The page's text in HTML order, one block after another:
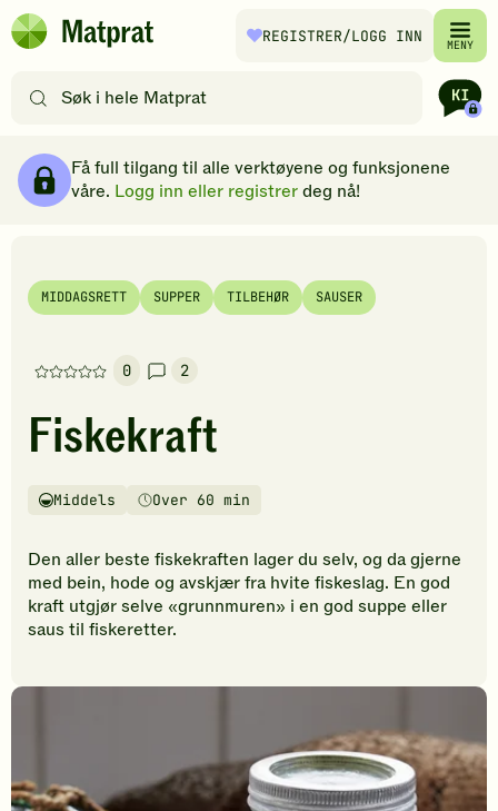
Hopp til hovedinnhold
Matprat
REGISTRER/LOGG INN MENY
etter
filtre
Få full tilgang til alle verktøyene og funksjonene
våre. Logg inn eller registrerdeg nå!
MIDDAGSRETT SUPPER TILBEHØR SAUSER
0
Denne
har
foreløpig
vurderinger.
den
første
til
å
2
Fiskekraft
Vanskelighetsgrad
Middels
TilberedningstidOver 60 min
Den aller beste fiskekraften lager du selv, og da gjerne
med bein, hode og avskjær fra hvite fiskeslag. En god
kraft utgjør selve «grunnmuren» i en god suppe eller
saus til fiskeretter.